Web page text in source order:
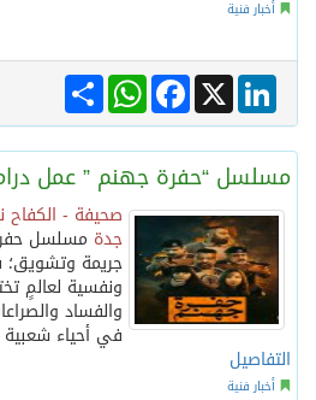
أخبار فنية
Share
WhatsAppFacebook X
LinkedIn
مسلسل “حفرة جهنم ” عمل
صحيفة - الكفاح
جدة مسلسل
جريمة وتشويق؛
ونفسية لعالمٍ
والفساد
في أحياء
التفاصيل
أخبار فنية